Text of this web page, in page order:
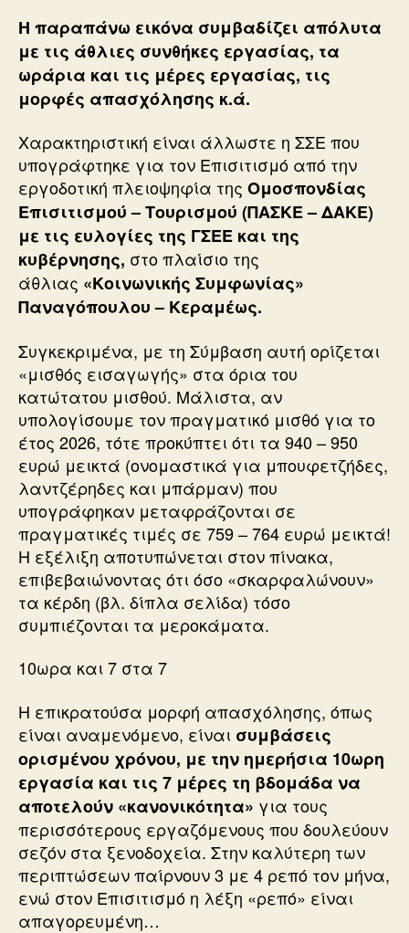
Η παραπάνω εικόνα συμβαδίζει απόλυτα
με τις άθλιες συνθήκες εργασίας, τα
ωράρια και τις μέρες εργασίας, τις
μορφές απασχόλησης κ.ά.
Χαρακτηριστική είναι άλλωστε η ΣΣΕ που
υπογράφτηκε για τον Επισιτισμό από την
εργοδοτική πλειοψηφία της Ομοσπονδίας
Επισιτισμού – Τουρισμού (ΠΑΣΚΕ – ΔΑΚΕ)
με τις ευλογίες της ΓΣΕΕ και της
κυβέρνησης, στο πλαίσιο της
άθλιας «Κοινωνικής Συμφωνίας»
Παναγόπουλου – Κεραμέως.
Συγκεκριμένα, με τη Σύμβαση αυτή ορίζεται
«μισθός εισαγωγής» στα όρια του
κατώτατου μισθού. Μάλιστα, αν
υπολογίσουμε τον πραγματικό μισθό για το
έτος 2026, τότε προκύπτει ότι τα 940 – 950
ευρώ μεικτά (ονομαστικά για μπουφετζήδες,
λαντζέρηδες και μπάρμαν) που
υπογράφηκαν μεταφράζονται σε
πραγματικές τιμές σε 759 – 764 ευρώ μεικτά!
Η εξέλιξη αποτυπώνεται στον πίνακα,
επιβεβαιώνοντας ότι όσο «σκαρφαλώνουν»
τα κέρδη (βλ. δίπλα σελίδα) τόσο
συμπιέζονται τα μεροκάματα.
10ωρα και 7 στα 7
Η επικρατούσα μορφή απασχόλησης, όπως
είναι αναμενόμενο, είναι συμβάσεις
ορισμένου χρόνου, με την ημερήσια 10ωρη
εργασία και τις 7 μέρες τη βδομάδα να
αποτελούν «κανονικότητα» για τους
περισσότερους εργαζόμενους που δουλεύουν
σεζόν στα ξενοδοχεία. Στην καλύτερη των
περιπτώσεων παίρνουν 3 με 4 ρεπό τον μήνα,
ενώ στον Επισιτισμό η λέξη «ρεπό» είναι
απαγορευμένη…